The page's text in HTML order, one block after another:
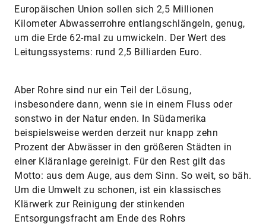
Kilometer Abwasserrohre entlangschlängeln, genug,
um die Erde 62-mal zu umwickeln. Der Wert des
Leitungssystems: rund 2,5 Billiarden Euro.
insbesondere dann, wenn sie in einem Fluss oder
sonstwo in der Natur enden. In Südamerika
beispielsweise werden derzeit nur knapp zehn
Prozent der Abwässer in den größeren Städten in
einer Kläranlage gereinigt. Für den Rest gilt das
Motto: aus dem Auge, aus dem Sinn. So weit, so bäh.
Um die Umwelt zu schonen, ist ein klassisches
Klärwerk zur Reinigung der stinkenden
Entsorgungsfracht am Ende des Rohrs
unumgänglich. Allerdings bleiben die Überreste der